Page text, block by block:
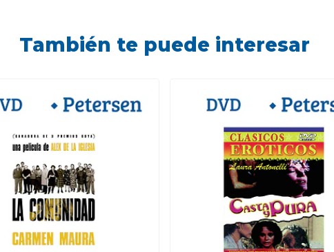
También te puede interesar